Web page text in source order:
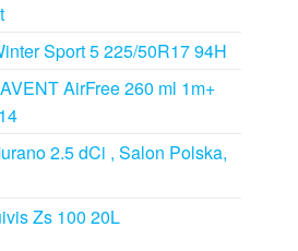
Sport 5 225/50R17 94H
AirFree 260 ml 1m+
2.5 dCi , Salon Polska,
Zs 100 20L